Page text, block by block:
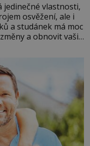
jedinečné vlastnosti,
osvěžení, ale i
a studánek má moc
a obnovit vaši
do svého života